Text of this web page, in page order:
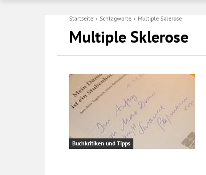
Startseite Schlagworte Multiple Sklerose
Multiple Sklerose
Buchkritiken und Tipps